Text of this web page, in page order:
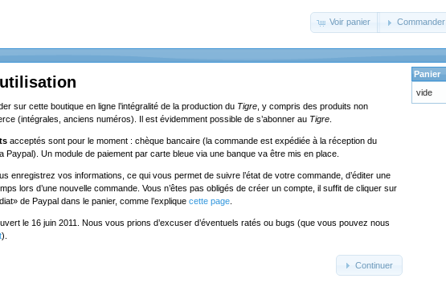
Voir panier Commander
sur cette boutique en ligne l’intégralité de la production du Tigre , y compris des produits non
(intégrales, anciens numéros). Il est évidemment possible de s’abonner au Tigre
acceptés sont pour le moment : chèque bancaire (la commande est expédiée à la réception du
Paypal). Un module de paiement par carte bleue via une banque va être mis en place.
enregistrez vos informations, ce qui vous permet de suivre l’état de votre commande, d’éditer une
lors d’une nouvelle commande. Vous n’êtes pas obligés de créer un compte, il suffit de cliquer sur
de Paypal dans le panier, comme l’explique cette page
le 16 juin 2011. Nous vous prions d’excuser d’éventuels ratés ou bugs (que vous pouvez nous
).
Continuer
Panier
vide